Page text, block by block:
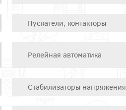
Пускатели, контакторы
Релейная автоматика
Стабилизаторы напряжения